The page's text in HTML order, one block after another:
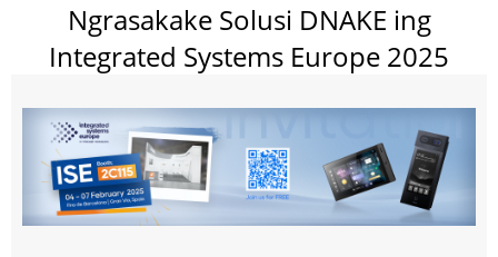
Ngrasakake Solusi DNAKE ing
Integrated Systems Europe 2025